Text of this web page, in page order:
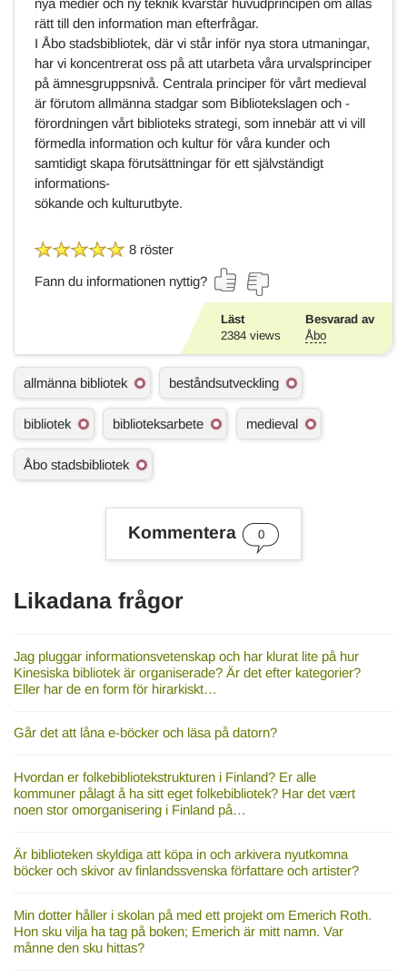
rätt till den information man efterfrågar.
I Åbo stadsbibliotek, där vi står inför nya stora utmaningar,
har vi koncentrerat oss på att utarbeta våra urvalsprinciper
på ämnesgruppsnivå. Centrala principer för vårt medieval
är förutom allmänna stadgar som Bibliotekslagen och -
förordningen vårt biblioteks strategi, som innebär att vi vill
förmedla information och kultur för våra kunder och
samtidigt skapa förutsättningar för ett självständigt
informations-
sökande och kulturutbyte.
8 röster
Fann du informationen nyttig?
Läst
2384 views
Besvarad av
Åbo
Ä
m
n
s
o
r
allmänna bibliotek beståndsutveckling
bibliotek biblioteksarbete medieval
Åbo stadsbibliotek
Kommentera 0
Likadana frågor
Jag pluggar informationsvetenskap och har klurat lite på hur
Kinesiska bibliotek är organiserade? Är det efter kategorier?
Eller har de en form för hirarkiskt…
Går det att låna e-böcker och läsa på datorn?
Hvordan er folkebibliotekstrukturen i Finland? Er alle
kommuner pålagt å ha sitt eget folkebibliotek? Har det vært
noen stor omorganisering i Finland på…
Är biblioteken skyldiga att köpa in och arkivera nyutkomna
böcker och skivor av finlandssvenska författare och artister?
Min dotter håller i skolan på med ett projekt om Emerich Roth.
Hon sku vilja ha tag på boken; Emerich är mitt namn. Var
månne den sku hittas?